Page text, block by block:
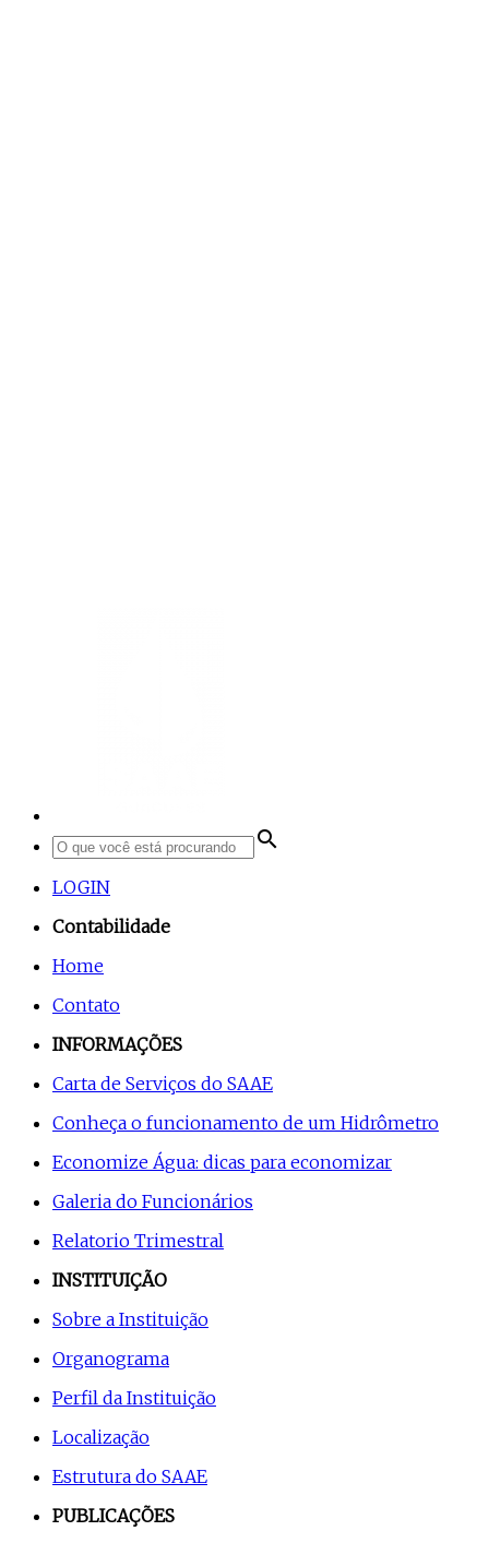
search
LOGIN
Contabilidade
Home
Contato
INFORMAÇÕES
Carta de Serviços do SAAE
Conheça o funcionamento de um Hidrômetro
Economize Água: dicas para economizar
Galeria do Funcionários
Relatorio Trimestral
INSTITUIÇÃO
Sobre a Instituição
Organograma
Perfil da Instituição
Localização
Estrutura do SAAE
PUBLICAÇÕES